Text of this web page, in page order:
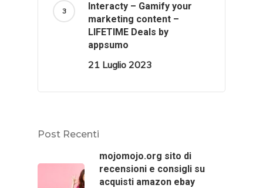
Interacty – Gamify your
marketing content –
LIFETIME Deals by
appsumo
21 Luglio 2023
Post Recenti
mojomojo.org sito di
recensioni e consigli su
acquisti amazon ebay